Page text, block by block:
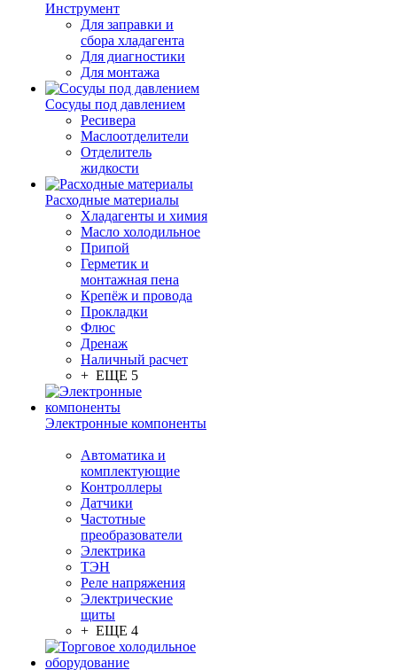
Инструмент
Для заправки и
сбора хладагента
Для диагностики
Для монтажа
Сосуды под давлением
Ресивера
Маслоотделители
Отделитель
жидкости
Расходные материалы
Хладагенты и химия
Масло холодильное
Припой
Герметик и
монтажная пена
Крепёж и провода
Прокладки
Флюс
Дренаж
Наличный расчет
+ ЕЩЕ 5
Электронные компоненты
Автоматика и
комплектующие
Контроллеры
Датчики
Частотные
преобразователи
Электрика
ТЭН
Реле напряжения
Электрические
щиты
+ ЕЩЕ 4